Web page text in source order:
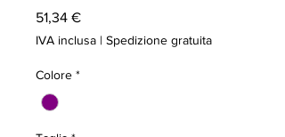
51,34 €Prezzo
IVA inclusa | Spedizione gratuita
Colore *